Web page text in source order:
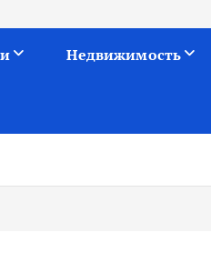
Недвижимость